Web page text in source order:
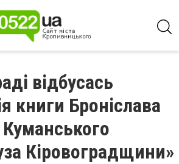
відбусась
книги Броніслава
Кіровоградщини»